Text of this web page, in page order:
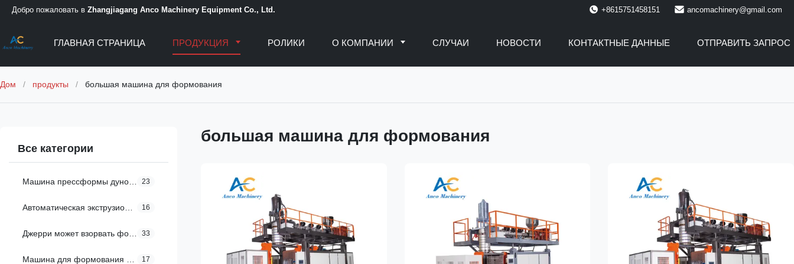
Добро пожаловать в Zhangjiagang Anco Machinery Equipment Co., Ltd. +8615751458151 ancomachinery@gmail.com
ГЛАВНАЯ СТРАНИЦА ПРОДУКЦИЯ РОЛИКИ О КОМПАНИИ СЛУЧАИ НОВОСТИ КОНТАКТНЫЕ ДАННЫЕ ОТПРАВИТЬ ЗАПРОС
Дом / продукты / большая машина для формования
Все категории
23
16
33
17
большая машина для формования